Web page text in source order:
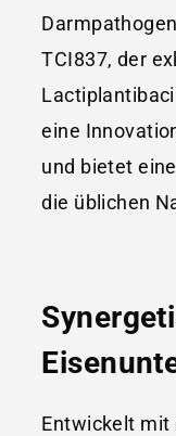
TCI837, der
eine
und bietet
die üblichen
Entwickelt mit